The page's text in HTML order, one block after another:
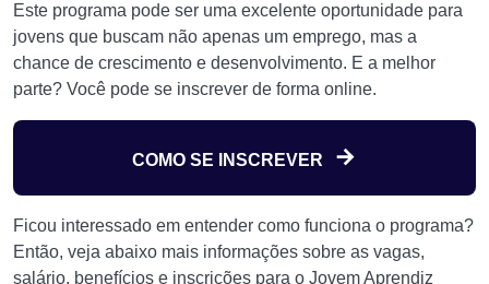
Este programa pode ser uma excelente oportunidade para
jovens que buscam não apenas um emprego, mas a
chance de crescimento e desenvolvimento. E a melhor
parte? Você pode se inscrever de forma online.
COMO SE INSCREVER
Ficou interessado em entender como funciona o programa?
Então, veja abaixo mais informações sobre as vagas,
salário, benefícios e inscrições para o Jovem Aprendiz